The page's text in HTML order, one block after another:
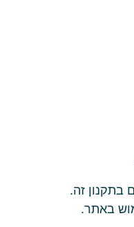
זה.
באתר.